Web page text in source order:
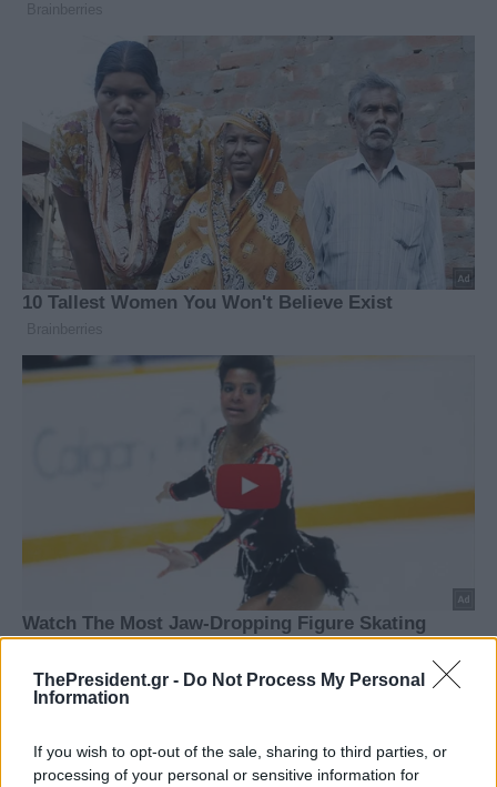
ThePresident.gr - Do Not Process My Personal
Information
If you wish to opt-out of the sale, sharing to third parties, or
processing of your personal or sensitive information for